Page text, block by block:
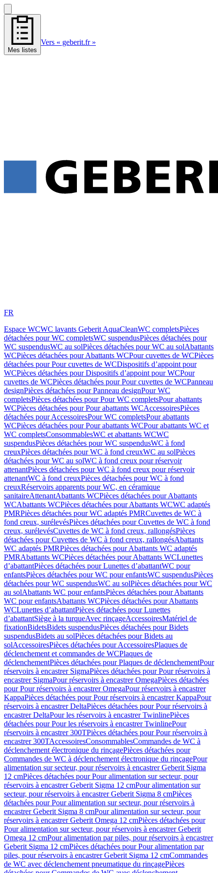
Mes listes
Vers « geberit.fr »
FR
Espace WCWC lavants Geberit AquaCleanWC completsPièces
détachées pour WC completsWC suspendusPièces détachées pour
WC suspendusWC au solPièces détachées pour WC au solAbattants
WCPièces détachées pour Abattants WCPour cuvettes de WCPièces
détachées pour Pour cuvettes de WCDispositifs d’appoint pour
WCPièces détachées pour Dispositifs d’appoint pour WCPour
cuvettes de WCPièces détachées pour Pour cuvettes de WCPanneau
designPièces détachées pour Panneau designPour WC
completsPièces détachées pour Pour WC completsPour abattants
WCPièces détachées pour Pour abattants WCAccessoiresPièces
détachées pour AccessoiresPour WC completsPour abattants
WCPièces détachées pour Pour abattants WCPour abattants WC et
WC completsConsommablesWC et abattants WCWC
suspendusPièces détachées pour WC suspendusWC à fond
creuxPièces détachées pour WC à fond creuxWC au solPièces
détachées pour WC au solWC à fond creux pour réservoir
attenantPièces détachées pour WC à fond creux pour réservoir
attenantWC à fond creuxPièces détachées pour WC à fond
creuxRéservoirs apparents pour WC, en céramique
sanitaireAttenantAbattants WCPièces détachées pour Abattants
WCAbattants WCPièces détachées pour Abattants WCWC adaptés
PMRPièces détachées pour WC adaptés PMRCuvettes de WC à
fond creux, surélevésPièces détachées pour Cuvettes de WC à fond
creux, surélevésCuvettes de WC à fond creux, rallongésPièces
détachées pour Cuvettes de WC à fond creux, rallongésAbattants
WC adaptés PMRPièces détachées pour Abattants WC adaptés
PMRAbattants WCPièces détachées pour Abattants WCLunettes
d’abattantPièces détachées pour Lunettes d’abattantWC pour
enfantsPièces détachées pour WC pour enfantsWC suspendusPièces
détachées pour WC suspendusWC au solPièces détachées pour WC
au solAbattants WC pour enfantsPièces détachées pour Abattants
WC pour enfantsAbattants WCPièces détachées pour Abattants
WCLunettes d’abattantPièces détachées pour Lunettes
d’abattantSiège à la turqueAvec rinçageAccessoiresMatériel de
fixationBidetsBidets suspendusPièces détachées pour Bidets
suspendusBidets au solPièces détachées pour Bidets au
solAccessoiresPièces détachées pour AccessoiresPlaques de
déclenchement et commandes de WCPlaques de
déclenchementPièces détachées pour Plaques de déclenchementPour
réservoirs à encastrer SigmaPièces détachées pour Pour réservoirs à
encastrer SigmaPour réservoirs à encastrer OmegaPièces détachées
pour Pour réservoirs à encastrer OmegaPour réservoirs à encastrer
KappaPièces détachées pour Pour réservoirs à encastrer KappaPour
réservoirs à encastrer DeltaPièces détachées pour Pour réservoirs à
encastrer DeltaPour les réservoirs à encastrer TwinlinePièces
détachées pour Pour les réservoirs à encastrer TwinlinePour
réservoirs à encastrer 300TPièces détachées pour Pour réservoirs à
encastrer 300TAccessoiresConsommablesCommandes de WC à
déclenchement électronique du rinçagePièces détachées pour
Commandes de WC à déclenchement électronique du rinçagePour
alimentation sur secteur, pour réservoirs à encastrer Geberit Sigma
12 cmPièces détachées pour Pour alimentation sur secteur, pour
réservoirs à encastrer Geberit Sigma 12 cmPour alimentation sur
secteur, pour réservoirs à encastrer Geberit Sigma 8 cmPièces
détachées pour Pour alimentation sur secteur, pour réservoirs à
encastrer Geberit Sigma 8 cmPour alimentation sur secteur, pour
réservoirs à encastrer Geberit Omega 12 cmPièces détachées pour
Pour alimentation sur secteur, pour réservoirs à encastrer Geberit
Omega 12 cmPour alimentation par piles, pour réservoirs à encastrer
Geberit Sigma 12 cmPièces détachées pour Pour alimentation par
piles, pour réservoirs à encastrer Geberit Sigma 12 cmCommandes
de WC avec déclenchement pneumatique du rinçagePièces